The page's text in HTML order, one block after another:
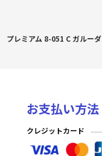
プレミアム 8-051 C ガルーダ
お支払い方法
クレジットカード